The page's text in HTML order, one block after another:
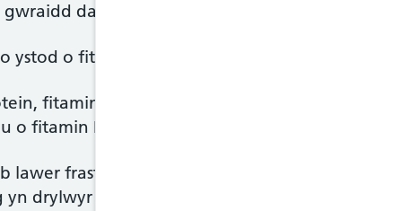
da o brotein, sy'n hanfodol i'r corff dyfu
ystod o fitaminau a mwynau.
fitaminau a mwynau, gan gynnwys fitaminau
o fitamin B12.
lawer fraster a dofednod heb groen pryd
drylwyr bob amser.